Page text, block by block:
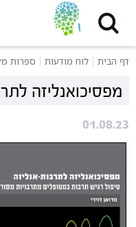
דף הבית לוח מודעות ספרות
מפסיכואנליזה
01.08.23